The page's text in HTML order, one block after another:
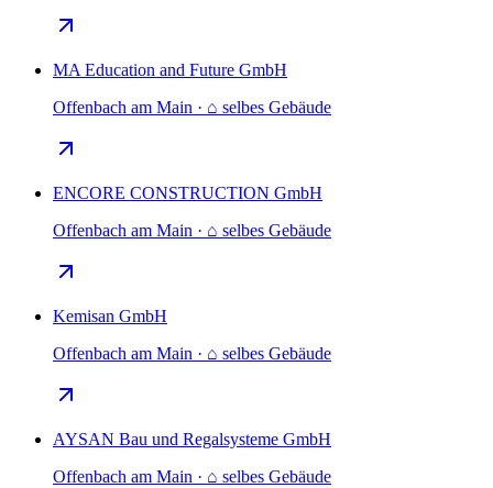
MA Education and Future GmbH
Offenbach am Main · ⌂ selbes Gebäude
ENCORE CONSTRUCTION GmbH
Offenbach am Main · ⌂ selbes Gebäude
Kemisan GmbH
Offenbach am Main · ⌂ selbes Gebäude
AYSAN Bau und Regalsysteme GmbH
Offenbach am Main · ⌂ selbes Gebäude